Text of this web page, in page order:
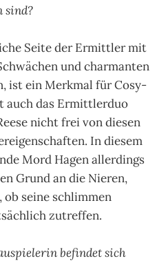
sind?
Seite der Ermittler mit
und charmanten
ist ein Merkmal für Cosy-
auch das Ermittlerduo
nicht frei von diesen
In diesem
Mord Hagen allerdings
Grund an die Nieren,
seine schlimmen
zutreffen.
befindet sich